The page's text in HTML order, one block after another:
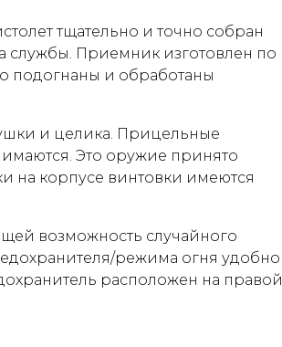
тщательно и точно собран
службы. Приемник изготовлен по
подогнаны и обработаны
и целика. Прицельные
Это оружие принято
на корпусе винтовки имеются
возможность случайного
режима огня удобно
расположен на правой